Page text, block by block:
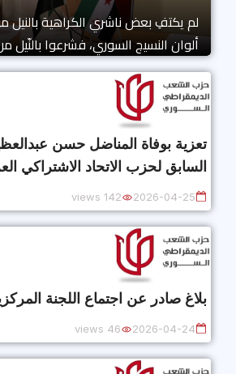
لم يكتفِ بعض ناشري الكراهية
ألوان النسيج السوري، فشرعوا بالنّيل
تعزية بوفاة المناضل حسن
السابق لحزب الاتحاد الاشتراكي
2026-04-25
142 views
بلاغ صادر عن اجتماع اللجنة المركزية
2026-04-24
46 views